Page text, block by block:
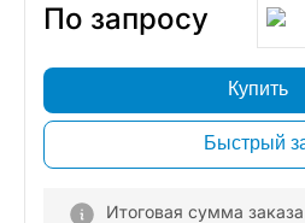
По запросу
Купить
Итоговая сумма